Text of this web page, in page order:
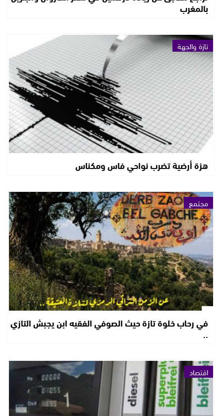
بالمغرب
تازة والجهة
هزة أرضية تضرب نواحي فاس ومكناس
مجتمع
في رحاب خلوة تازة حيث الصوفي الفقيه ابن يجبش التازي
..
اقتصاد